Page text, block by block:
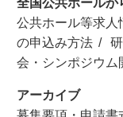
全国公共ホールか
公共ホール等求人
の申込み方法
会・シンポジウム
アーカイブ